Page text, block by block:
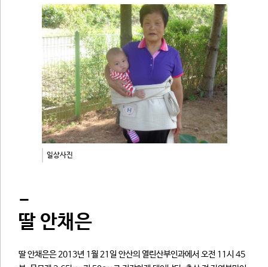
일상사진
-
딸 안채은
딸 안채은은 2013년 1월 21일 안산의 열린산부인과에서 오전 11시 45